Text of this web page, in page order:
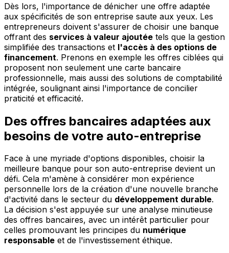
Dès lors, l'importance de dénicher une offre adaptée
aux spécificités de son entreprise saute aux yeux. Les
entrepreneurs doivent s'assurer de choisir une banque
offrant des services à valeur ajoutée tels que la gestion
simplifiée des transactions et l'accès à des options de
financement. Prenons en exemple les offres ciblées qui
proposent non seulement une carte bancaire
professionnelle, mais aussi des solutions de comptabilité
intégrée, soulignant ainsi l'importance de concilier
praticité et efficacité.
Des offres bancaires adaptées aux
besoins de votre auto-entreprise
Face à une myriade d'options disponibles, choisir la
meilleure banque pour son auto-entreprise devient un
défi. Cela m'amène à considérer mon expérience
personnelle lors de la création d'une nouvelle branche
d'activité dans le secteur du développement durable.
La décision s'est appuyée sur une analyse minutieuse
des offres bancaires, avec un intérêt particulier pour
celles promouvant les principes du numérique
responsable et de l'investissement éthique.